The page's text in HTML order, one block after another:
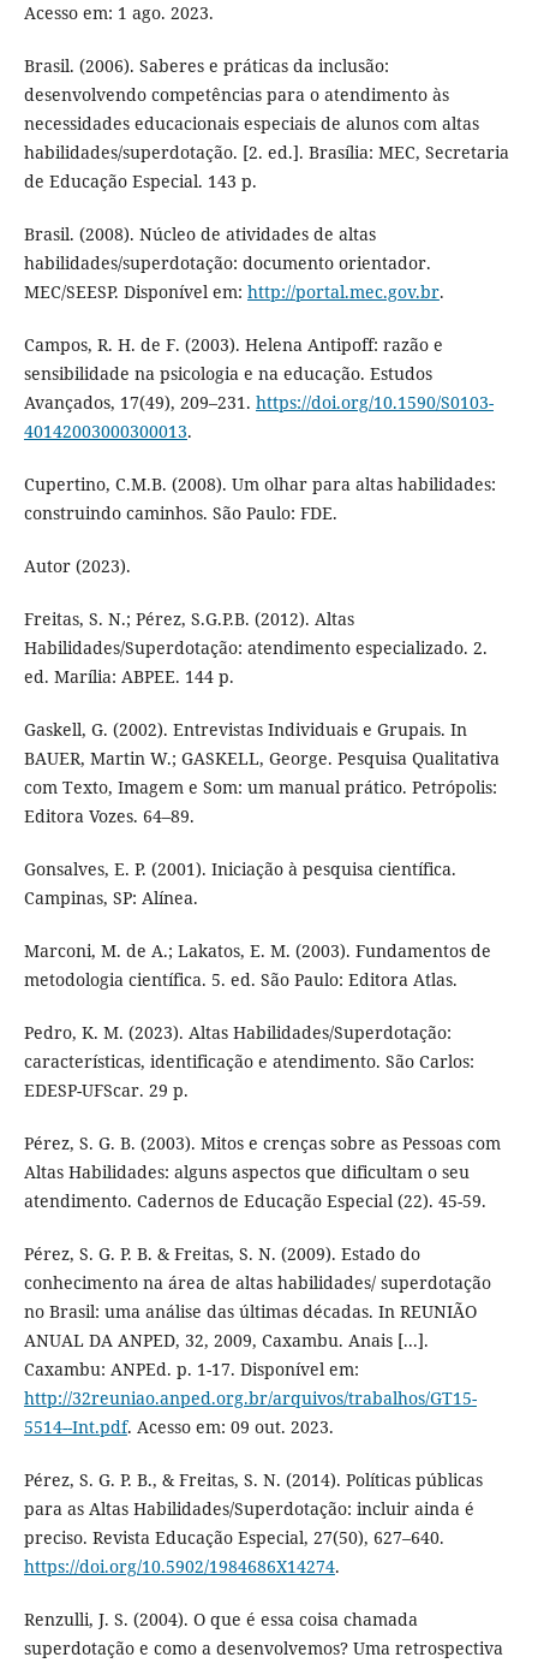
Acesso em: 1 ago. 2023.
Brasil. (2006). Saberes e práticas da inclusão:
desenvolvendo competências para o atendimento às
necessidades educacionais especiais de alunos com altas
habilidades/superdotação. [2. ed.]. Brasília: MEC, Secretaria
de Educação Especial. 143 p.
Brasil. (2008). Núcleo de atividades de altas
habilidades/superdotação: documento orientador.
MEC/SEESP. Disponível em: http://portal.mec.gov.br.
Campos, R. H. de F. (2003). Helena Antipoff: razão e
sensibilidade na psicologia e na educação. Estudos
Avançados, 17(49), 209–231. https://doi.org/10.1590/S0103-
40142003000300013.
Cupertino, C.M.B. (2008). Um olhar para altas habilidades:
construindo caminhos. São Paulo: FDE.
Autor (2023).
Freitas, S. N.; Pérez, S.G.P.B. (2012). Altas
Habilidades/Superdotação: atendimento especializado. 2.
ed. Marília: ABPEE. 144 p.
Gaskell, G. (2002). Entrevistas Individuais e Grupais. In
BAUER, Martin W.; GASKELL, George. Pesquisa Qualitativa
com Texto, Imagem e Som: um manual prático. Petrópolis:
Editora Vozes. 64–89.
Gonsalves, E. P. (2001). Iniciação à pesquisa científica.
Campinas, SP: Alínea.
Marconi, M. de A.; Lakatos, E. M. (2003). Fundamentos de
metodologia científica. 5. ed. São Paulo: Editora Atlas.
Pedro, K. M. (2023). Altas Habilidades/Superdotação:
características, identificação e atendimento. São Carlos:
EDESP-UFScar. 29 p.
Pérez, S. G. B. (2003). Mitos e crenças sobre as Pessoas com
Altas Habilidades: alguns aspectos que dificultam o seu
atendimento. Cadernos de Educação Especial (22). 45-59.
Pérez, S. G. P. B. & Freitas, S. N. (2009). Estado do
conhecimento na área de altas habilidades/ superdotação
no Brasil: uma análise das últimas décadas. In REUNIÃO
ANUAL DA ANPED, 32, 2009, Caxambu. Anais [...].
Caxambu: ANPEd. p. 1-17. Disponível em:
http://32reuniao.anped.org.br/arquivos/trabalhos/GT15-
5514--Int.pdf. Acesso em: 09 out. 2023.
Pérez, S. G. P. B., & Freitas, S. N. (2014). Políticas públicas
para as Altas Habilidades/Superdotação: incluir ainda é
preciso. Revista Educação Especial, 27(50), 627–640.
https://doi.org/10.5902/1984686X14274.
Renzulli, J. S. (2004). O que é essa coisa chamada
superdotação e como a desenvolvemos? Uma retrospectiva